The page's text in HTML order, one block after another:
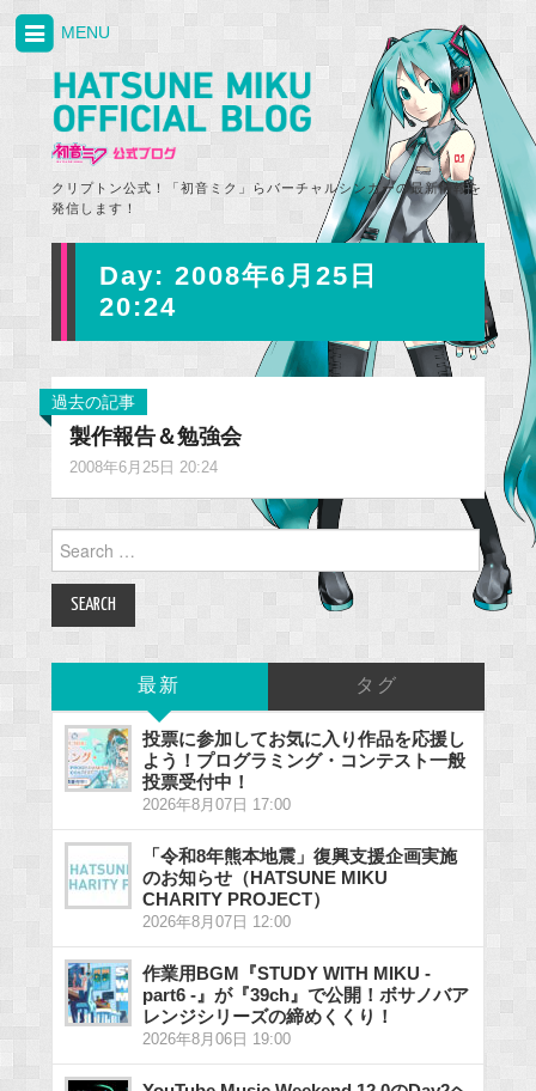
クリプトン公式！「初音ミク」らバーチャルシンガーの最新情報を
発信します！
MENU
Day: 2008年6月25日
20:24
過去の記事
製作報告＆勉強会
2008年6月25日 20:24
Search
for:
最新 タグ
投票に参加してお気に入り作品を応援し
よう！プログラミング・コンテスト一般
投票受付中！
2026年8月07日 17:00
「令和8年熊本地震」復興支援企画実施
のお知らせ（HATSUNE MIKU
CHARITY PROJECT）
2026年8月07日 12:00
作業用BGM『STUDY WITH MIKU -
part6 -』が『39ch』で公開！ボサノバア
レンジシリーズの締めくくり！
2026年8月06日 19:00